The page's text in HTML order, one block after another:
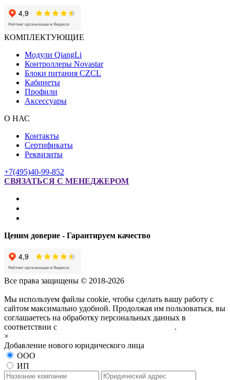
КОМПЛЕКТУЮЩИЕ
Модули QiangLi
Контроллеры Novastar
Блоки питания CZCL
Кабинеты
Профили
Аксессуары
О НАС
Контакты
Сертификаты
Реквизиты
+7(495)40-99-852
СВЯЗАТЬСЯ С МЕНЕДЖЕРОМ
Ценим доверие - Гарантируем качество
Все права защищены © 2018-2026
Мы используем файлы cookie, чтобы сделать вашу работу с
сайтом максимально удобной. Продолжая им пользоваться, вы
соглашаетесь на обработку персональных данных в
соответствии с
.
×
Добавление нового юридического лица
ООО
ИП